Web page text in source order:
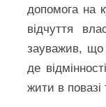
допомога на
відчуття
зауважив, що
де
жити в повазі